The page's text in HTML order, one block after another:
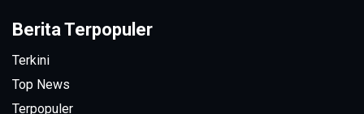
Berita Terpopuler
Terkini
Top News
Terpopuler